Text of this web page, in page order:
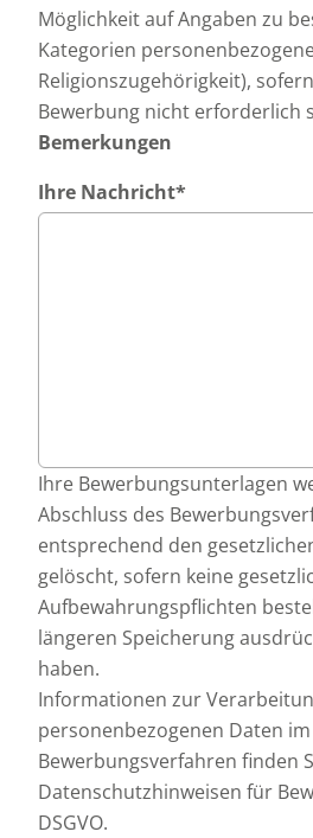
Möglichkeit auf Angaben zu
Kategorien
Religionszugehörigkeit),
Bewerbung nicht erforderlich
Bemerkungen
Ihre Nachricht*
Ihre Bewerbungsunterlagen
Abschluss des
entsprechend den
gelöscht, sofern keine
Aufbewahrungspflichten
längeren Speicherung
haben.
Informationen zur
personenbezogenen Daten im
Bewerbungsverfahren finden
Datenschutzhinweisen für
DSGVO.